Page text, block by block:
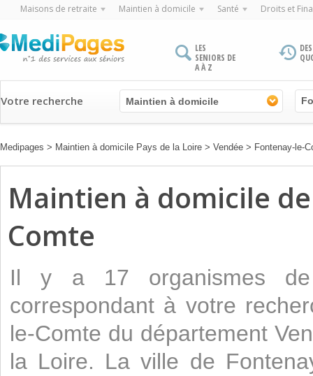
Maisons de retraite Maintien à domicile Santé Droits et
LES
SENIORS DE
A À Z
Votre recherche Maintien à domicile
Medipages > Maintien à domicile Pays de la Loire > Vendée > Fontenay-le-
Maintien à domicile
Comte
Il y a 17 organismes
correspondant à votre
le-Comte du département
la Loire. La ville de